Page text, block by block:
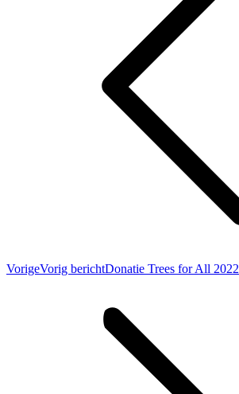
VorigeVorig berichtDonatie Trees for All 2022